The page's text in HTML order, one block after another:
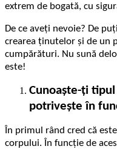
extrem de bogată, cu
De ce aveți nevoie? De
crearea ținutelor și de un
cumpărături. Nu sună
este!
Cunoaște-ți
potrivește în
În primul rând cred că
corpului. În funcție de